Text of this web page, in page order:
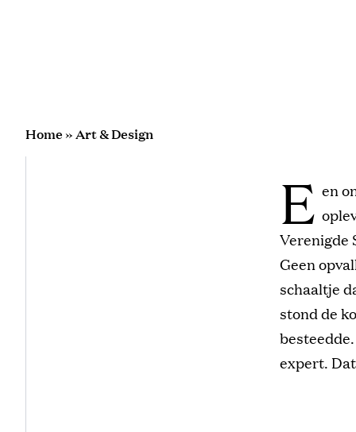
Home»Art & Design
E en
Verenigde
Geen
schaaltje
stond de
expert.